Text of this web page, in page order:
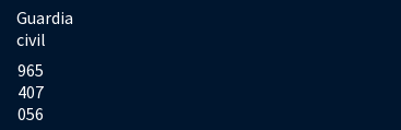
Guardia
civil
965
407
056